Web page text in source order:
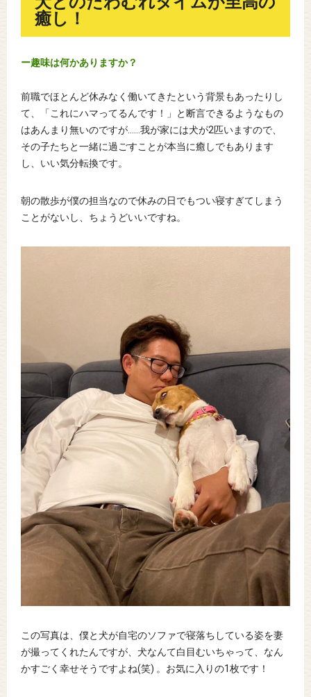
癒し！
ー趣味は何かありますか？
前職でほとんど休みなく働いてきたという背景もあったりし
て、「これにハマってるんです！」と断言できるようなもの
はあんまり無いのですが……我が家には犬が2匹いますので、
その子たちと一緒に過ごすことが本当に癒しでもあります
し、いい気分転換です。
朝の散歩が僕の担当なので休みの日でもつい寝すぎてしまう
ことがないし、ちょうどいいですね。
この写真は、僕と犬が自宅のソファで寝落ちしている姿を妻
が撮ってくれたんですが、犬なんて白目むいちゃって、なん
かすごく幸せそうですよね(笑) 。お気に入りの1枚です！